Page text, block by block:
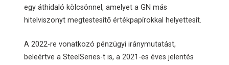
egy áthidaló kölcsönnel, amelyet a GN más
hitelviszonyt megtestesítő értékpapírokkal helyettesít.
A 2022-re vonatkozó pénzügyi iránymutatást,
beleértve a SteelSeries-t is, a 2021-es éves jelentés